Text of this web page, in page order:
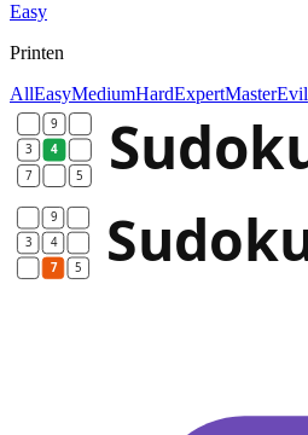
Easy
Printen
AllEasyMediumHardExpertMasterEvil